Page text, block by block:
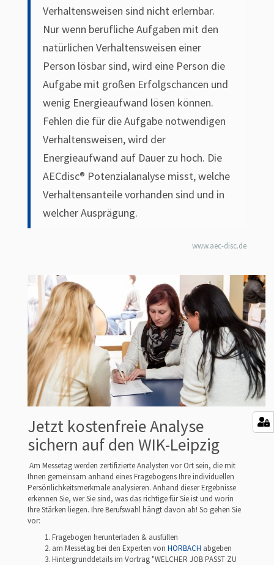
Verhaltensweisen sind nicht erlernbar.
Nur wenn berufliche Aufgaben mit den
natürlichen Verhaltensweisen einer
Person lösbar sind, wird eine Person die
Aufgabe mit großen Erfolgschancen und
wenig Energieaufwand lösen können.
Fehlen die für die Aufgabe notwendigen
Verhaltensweisen, wird der
Energieaufwand auf Dauer zu hoch. Die
AECdisc® Potenzialanalyse misst, welche
Verhaltensanteile vorhanden sind und in
welcher Ausprägung.
www.aec-disc.de
Jetzt kostenfreie Analyse
sichern auf den WIK-Leipzig
Am Messetag werden zertifizierte Analysten vor Ort sein, die mit
Ihnen gemeinsam anhand eines Fragebogens Ihre individuellen
Persönlichkeitsmerkmale analysieren. Anhand dieser Ergebnisse
erkennen Sie, wer Sie sind, was das richtige für Sie ist und worin
Ihre Stärken liegen. Ihre Berufswahl hängt davon ab! So gehen Sie
vor:
Fragebogen herunterladen & ausfüllen
am Messetag bei den Experten von HORBACH abgeben
Hintergrunddetails im Vortrag "WELCHER JOB PASST ZU